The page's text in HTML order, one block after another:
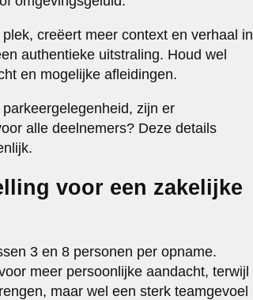
creëert meer context en verhaal in
authentieke uitstraling. Houd wel
en mogelijke afleidingen.
zijn er
alle deelnemers? Deze details
voor een zakelijke
3 en 8 personen per opname.
meer persoonlijke aandacht, terwijl
maar wel een sterk teamgevoel